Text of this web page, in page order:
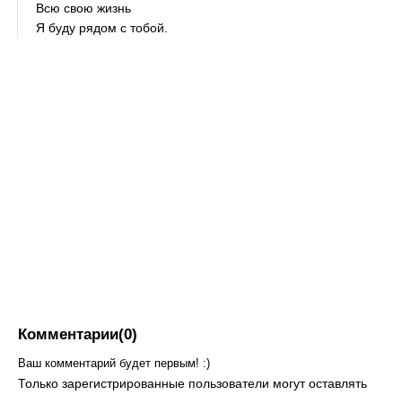
Всю свою жизнь
Я буду рядом с тобой.
Комментарии(0)
Ваш комментарий будет первым! :)
Только зарегистрированные пользователи могут оставлять